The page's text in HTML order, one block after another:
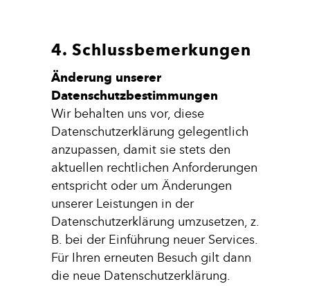
4. Schlussbemerkungen
Änderung unserer
Datenschutzbestimmungen
Wir behalten uns vor, diese
Datenschutzerklärung gelegentlich
anzupassen, damit sie stets den
aktuellen rechtlichen Anforderungen
entspricht oder um Änderungen
unserer Leistungen in der
Datenschutzerklärung umzusetzen, z.
B. bei der Einführung neuer Services.
Für Ihren erneuten Besuch gilt dann
die neue Datenschutzerklärung.